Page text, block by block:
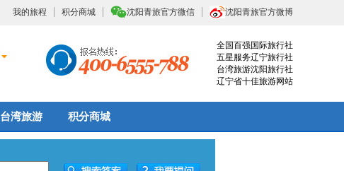
我的旅程 积分商城 沈阳青旅官方微信 沈阳青旅官方微博
全国百强国际旅行社
五星服务辽宁旅行社
台湾旅游沈阳旅行社
辽宁省十佳旅游网站
台湾旅游 积分商城